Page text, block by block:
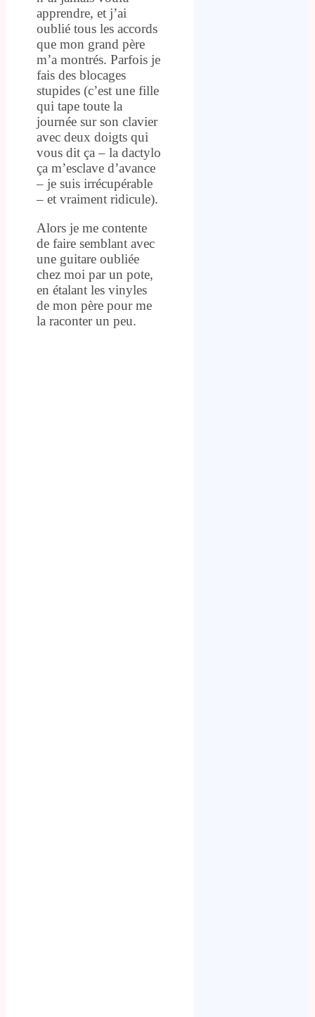
apprendre, et j’ai
oublié tous les accords
que mon grand père
m’a montrés. Parfois je
fais des blocages
stupides (c’est une fille
qui tape toute la
journée sur son clavier
avec deux doigts qui
vous dit ça – la dactylo
ça m’esclave d’avance
– je suis irrécupérable
– et vraiment ridicule).
Alors je me contente
de faire semblant avec
une guitare oubliée
chez moi par un pote,
en étalant les vinyles
de mon père pour me
la raconter un peu.